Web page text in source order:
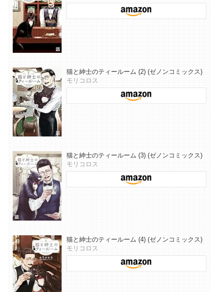
猫と紳士のティールーム (2) (ゼノンコミックス)
モリコロス
猫と紳士のティールーム (3) (ゼノンコミックス)
モリコロス
猫と紳士のティールーム (4) (ゼノンコミックス)
モリコロス